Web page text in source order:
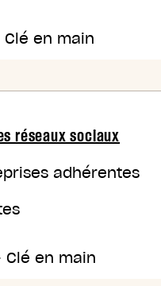
Clé en main
réseaux sociaux
adhérentes
Clé en main